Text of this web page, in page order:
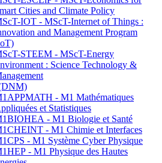
Cities and Climate Policy
IOT - MScT-Internet of Things :
and Management Program
STEEM - MScT-Energy
: Science Technology &
- M1 Mathématiques
et Statistiques
- M1 Biologie et Santé
- M1 Chimie et Interfaces
- M1 Système Cyber Physique
- M1 Physique des Hautes